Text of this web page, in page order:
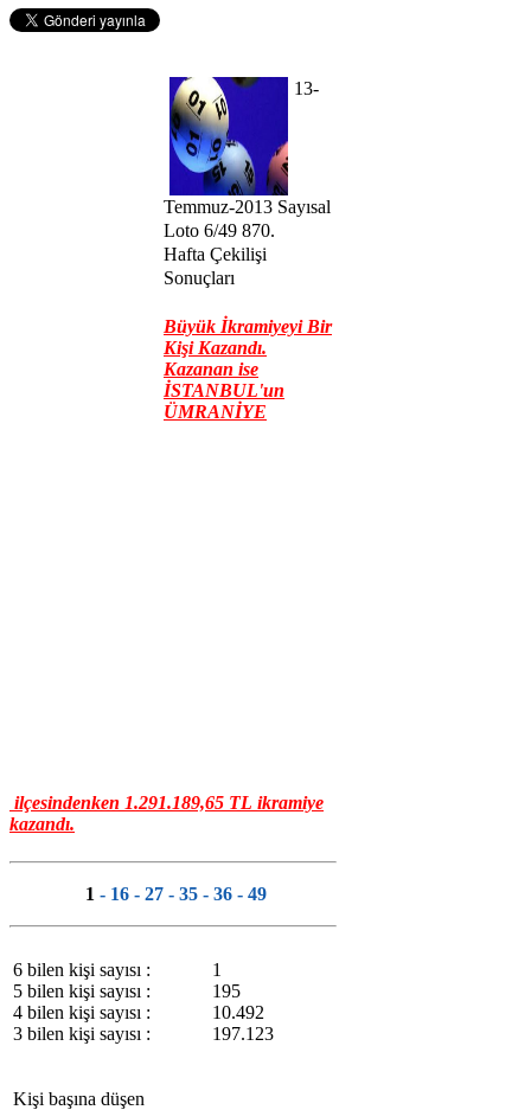
13-
Temmuz-2013 Sayısal
Loto 6/49 870.
Hafta Çekilişi
Sonuçları
Büyük İkramiyeyi Bir
Kişi Kazandı.
Kazanan ise
İSTANBUL'un
ÜMRANİYE
ilçesindenken 1.291.189,65 TL ikramiye
kazandı.
1 - 16 - 27 - 35 - 36 - 49
6 bilen kişi sayısı :
5 bilen kişi sayısı :
4 bilen kişi sayısı :
3 bilen kişi sayısı :
1
195
10.492
197.123
Kişi başına düşen